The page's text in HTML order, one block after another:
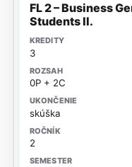
FL 2 – Business
Students II.
3
0P + 2C
skúška
2